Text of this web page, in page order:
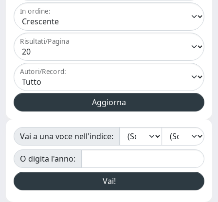
In ordine:
Risultati/Pagina
Autori/Record:
Vai a una voce nell'indice:
O digita l'anno: